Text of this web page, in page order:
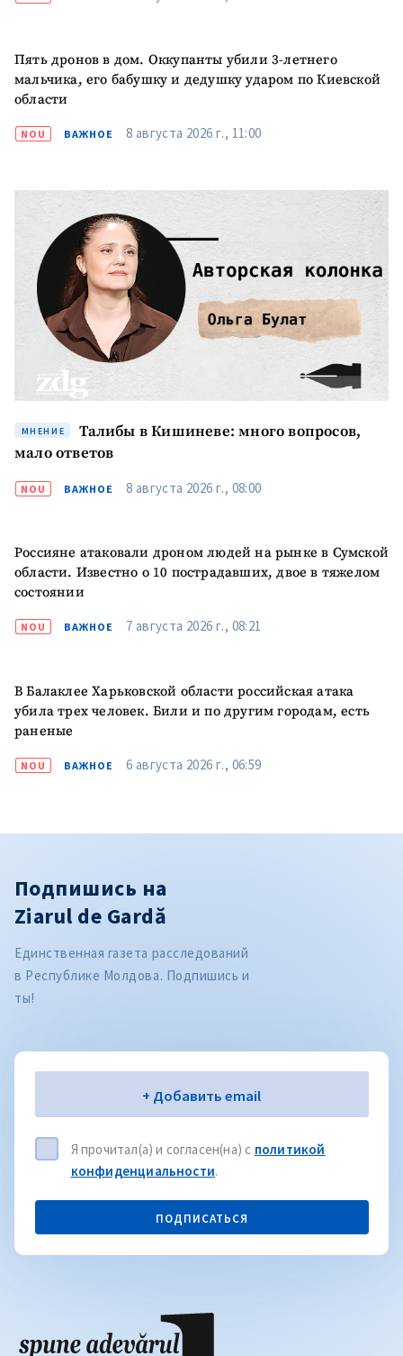
Пять дронов в дом. Оккупанты убили 3-летнего
мальчика, его бабушку и дедушку ударом по Киевской
области
NOU ВАЖНОЕ 8 августа 2026 г., 11:00
МНЕНИЕ
Талибы в Кишиневе: много вопросов,
мало ответов
NOU ВАЖНОЕ 8 августа 2026 г., 08:00
Россияне атаковали дроном людей на рынке в Сумской
области. Известно о 10 пострадавших, двое в тяжелом
состоянии
NOU ВАЖНОЕ 7 августа 2026 г., 08:21
В Балаклее Харьковской области российская атака
убила трех человек. Били и по другим городам, есть
раненые
NOU ВАЖНОЕ 6 августа 2026 г., 06:59
Подпишись на
Ziarul de Gardă
Единственная газета расследований
в Республике Молдова. Подпишись и
ты!
Электронная почта+ Добавить email
Я прочитал(а) и согласен(на) с политикой
конфиденциальности.
ПОДПИСАТЬСЯ